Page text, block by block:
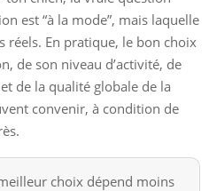
est “à la mode”, mais laquelle
réels. En pratique, le bon choix
de son niveau d’activité, de
de la qualité globale de la
convenir, à condition de
choix dépend moins